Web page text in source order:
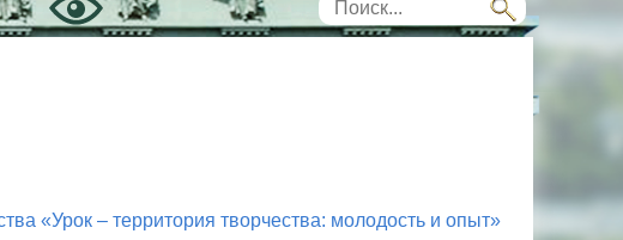
«Урок – территория творчества: молодость и опыт»